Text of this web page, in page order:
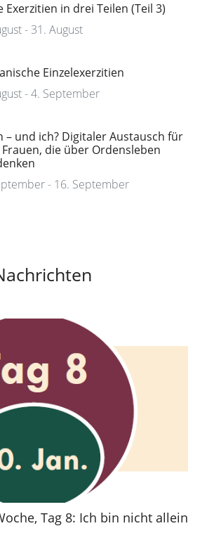
Exerzitien in drei Teilen (Teil 3)
- 31. August
Einzelexerzitien
- 4. September
– und ich? Digitaler Austausch für
die über Ordensleben
- 16. September
Tag 8: Ich bin nicht allein